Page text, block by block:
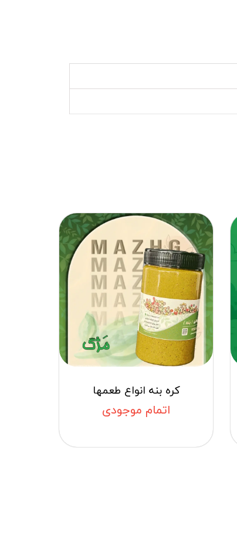
کره بنه انواع طعمها
اتمام موجودی